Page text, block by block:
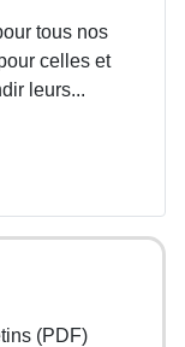
tous nos
celles et
leurs...
(PDF)